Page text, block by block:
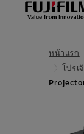
หน้าแรก
โปรเ